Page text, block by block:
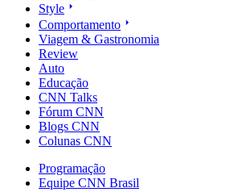
Style
Comportamento
Viagem & Gastronomia
Review
Auto
Educação
CNN Talks
Fórum CNN
Blogs CNN
Colunas CNN
Programação
Equipe CNN Brasil